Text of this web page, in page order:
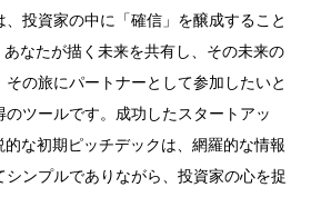
、投資家の中に「確信」を醸成すること
なたが描く未来を共有し、その未来の
の旅にパートナーとして参加したいと
ツールです。成功したスタートアッ
な初期ピッチデックは、網羅的な情報
ンプルでありながら、投資家の心を捉